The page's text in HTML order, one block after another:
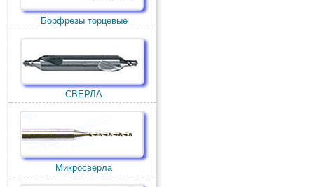
Борфрезы торцевые
СВЕРЛА
Микросверла